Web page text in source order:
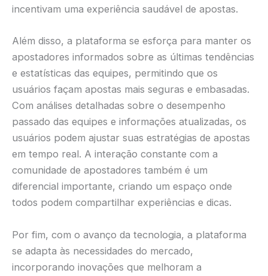
incentivam uma experiência saudável de apostas.
Além disso, a plataforma se esforça para manter os
apostadores informados sobre as últimas tendências
e estatísticas das equipes, permitindo que os
usuários façam apostas mais seguras e embasadas.
Com análises detalhadas sobre o desempenho
passado das equipes e informações atualizadas, os
usuários podem ajustar suas estratégias de apostas
em tempo real. A interação constante com a
comunidade de apostadores também é um
diferencial importante, criando um espaço onde
todos podem compartilhar experiências e dicas.
Por fim, com o avanço da tecnologia, a plataforma
se adapta às necessidades do mercado,
incorporando inovações que melhoram a